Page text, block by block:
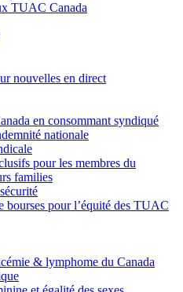
TUAC Canada
nouvelles en direct
en consommant syndiqué
nationale
pour les membres du
families
bourses pour l’équité des TUAC
& lymphome du Canada